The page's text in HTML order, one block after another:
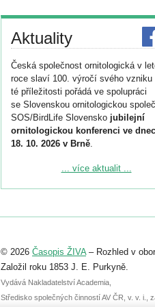
Aktuality
Česká společnost ornitologická v
roce slaví 100. výročí svého vzniku
té příležitosti pořádá ve spolupráci
se Slovenskou ornitologickou
SOS/BirdLife Slovensko jubilejní
ornitologickou konferenci ve
18. 10. 2026 v Brně.
Podrobnější informace ke konferenci
Registrovat se můžete do 6. září.
abstraktu přihlášené přednášky
posteru je už 30. června.
... více aktualit ...
© 2026 Časopis ŽIVA– Rozhled v
Založil roku 1853 J. E. Purkyně.
Vydává Nakladatelství Academia,
Středisko společných činností AV ČR, v. v. i.,